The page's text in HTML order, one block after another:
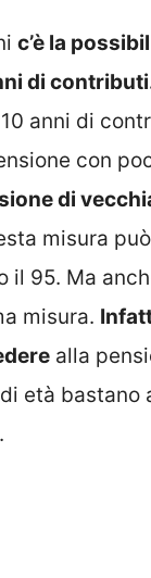
c’è la
di
anni di
con
di
misura
il 95. Ma
misura.
alla
età